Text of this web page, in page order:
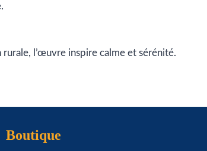
l’œuvre inspire calme et sérénité.
Boutique